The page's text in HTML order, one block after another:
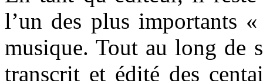
l’un des plus importants
musique. Tout au long de
transcrit et édité des